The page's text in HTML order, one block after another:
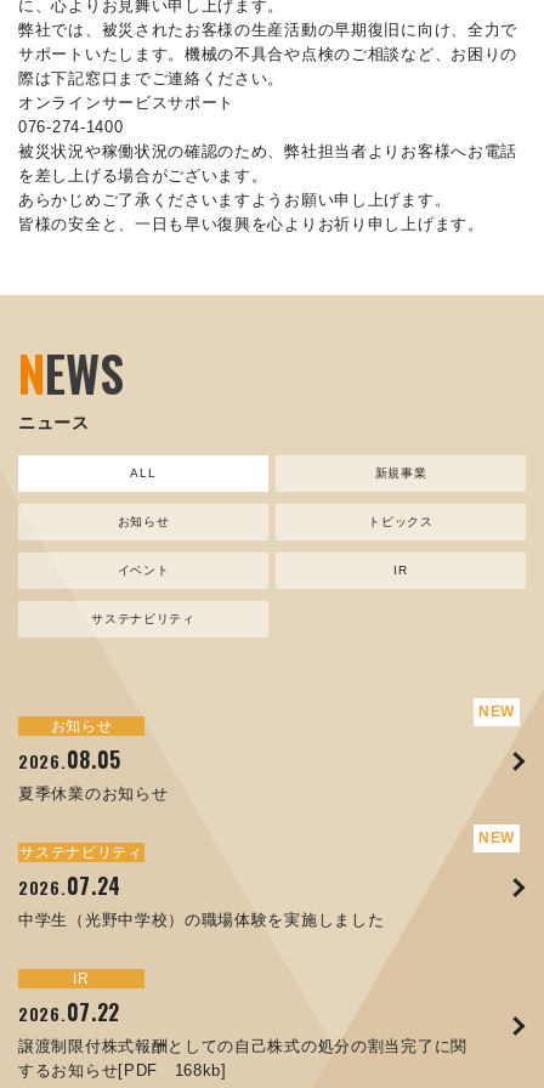
に、心よりお見舞い申し上げます。
弊社では、被災されたお客様の生産活動の早期復旧に向け、全力で
サポートいたします。機械の不具合や点検のご相談など、お困りの
際は下記窓口までご連絡ください。
オンラインサービスサポート
076-274-1400
被災状況や稼働状況の確認のため、弊社担当者よりお客様へお電話
を差し上げる場合がございます。
あらかじめご了承くださいますようお願い申し上げます。
皆様の安全と、一日も早い復興を心よりお祈り申し上げます。
NEWS
ニュース
ALL 新規事業
お知らせ トピックス
イベント IR
サステナビリティ
お知らせ
2026.08.05
夏季休業のお知らせ
サステナビリティ
2026.07.24
中学生（光野中学校）の職場体験を実施しました
IR
2026.07.22
譲渡制限付株式報酬としての自己株式の処分の割当完了に関
するお知らせ[PDF 168kb]
新規事業
2024.04.10
資源ごみAI 自動選別機 販売開始のお知らせ
お知らせ
2026.08.05
夏季休業のお知らせ
お知らせ
2025.11.17
コラムを更新しました：MECT2025(メカトロテックジャパ
お知らせ
2025.09.02
XWT-8 日本デザイン振興会賞受賞！
トピックス
2026.07.17
ORANGE NEWS Vol. 014を掲載しました
トピックス
2026.04.17
ORANGE NEWS Vol. 013を掲載しました
トピックス
2025.10.01
高松流技Vol.25を掲載しました
イベント
2026.04.03
MEX金沢2026 出展のご案内 ※終了しました
イベント
2025.08.29
MECT 2025 出展のご案内 ※終了しました
イベント
2025.04.16
MEX金沢2025 出展のご案内 ※終了しました
IR
2026.07.22
譲渡制限付株式報酬としての自己株式の処分の割当完了に関
IR
2026. 07.07
IR
2026.07.01
コーポレートガバナンス報告書を更新しました
サステナビリティ
2026.07.24
中学生（光野中学校）の職場体験を実施しました
サステナビリティ
2026.06.12
人材戦略を策定しました
サステナビリティ
2026.03.26
「健康経営優良法人２０２６（大規模法人部門）」に認定さ
れました